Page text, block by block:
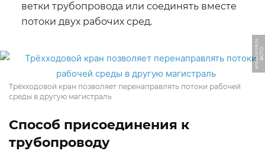
ветки трубопровода или соединять вместе
потоки двух рабочих сред.
Ф
О
Т
О:
a
r
m
a
t
u
r
ni
k.
r
u
Трёхходовой кран позволяет перенаправлять потоки рабочей
среды в другую магистраль
Способ присоединения к
трубопроводу